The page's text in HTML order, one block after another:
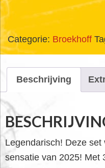
Categorie: Broekhoff
Beschrijving
Legendarisch! Deze
sensatie van 2025! Met